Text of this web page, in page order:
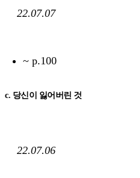
22.07.07
~ p.100
c. 당신이 잃어버린 것
22.07.06